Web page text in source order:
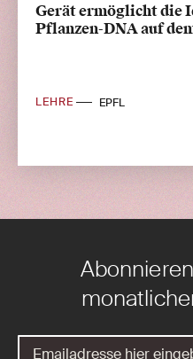
Gerät ermöglicht die
Pflanzen-DNA auf
LEHRE EPFL